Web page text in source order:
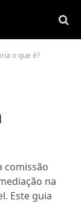
o que é?
comissão
na
Este guia